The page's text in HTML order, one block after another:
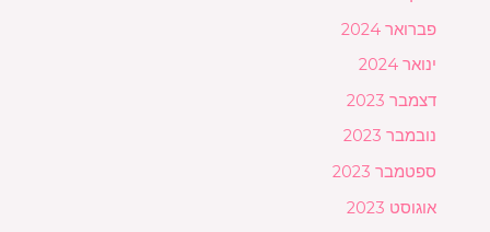
פברואר 2024
ינואר 2024
דצמבר 2023
נובמבר 2023
ספטמבר 2023
אוגוסט 2023